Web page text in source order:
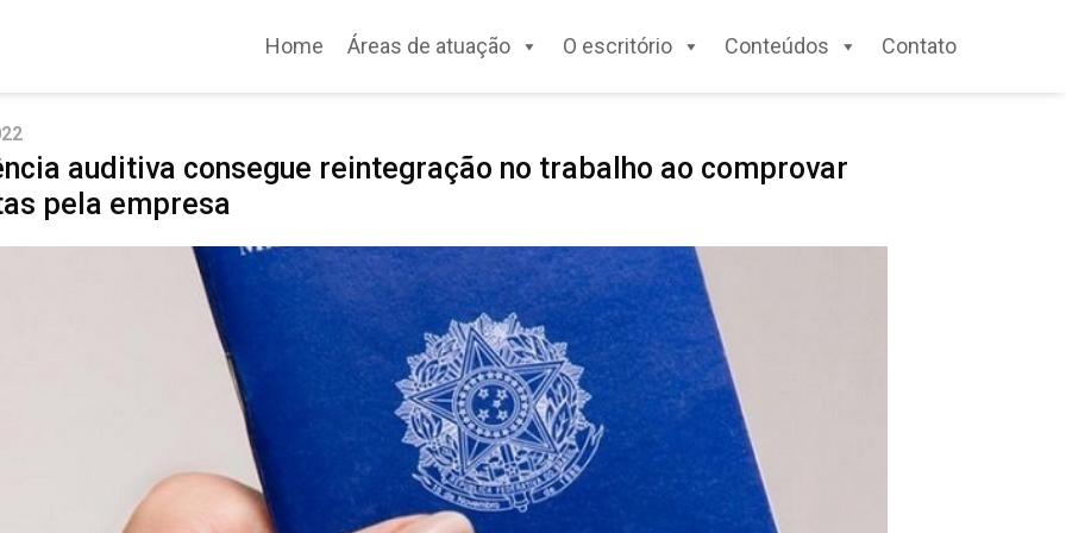
Home Áreas de atuação O escritório Conteúdos Contato
auditiva consegue reintegração no trabalho ao comprovar
pela empresa